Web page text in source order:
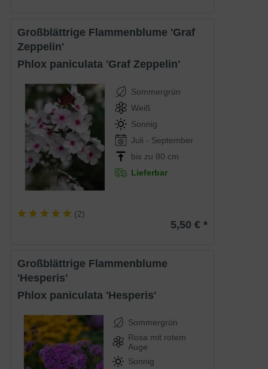
Großblättrige Flammenblume 'Graf
Zeppelin'
Phlox paniculata 'Graf Zeppelin'
Sommergrün
Weiß
Sonnig
Juli - September
bis zu 80 cm
Lieferbar
(2)
5,50 € *
Großblättrige Flammenblume
'Hesperis'
Phlox paniculata 'Hesperis'
Sommergrün
Rosa mit rotem
Auge
Sonnig